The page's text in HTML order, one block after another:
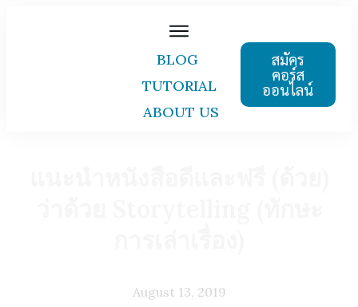
BLOG
TUTORIAL
ABOUT US
สมัคร
คอร์ส
ออนไลน์
August 13, 2019